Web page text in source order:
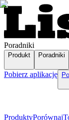
Poradniki
Produkt Poradniki
Pobierz aplikację
ProduktyPorównaj